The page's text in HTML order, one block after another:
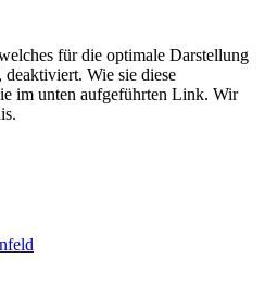
für die optimale Darstellung
deaktiviert. Wie sie diese
im unten aufgeführten Link. Wir